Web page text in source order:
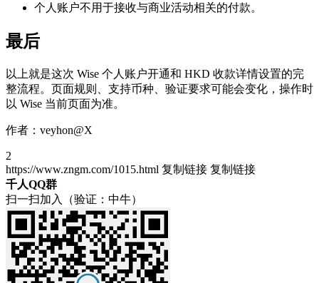
个人账户不用于接收与商业活动相关的付款。
最后
以上就是这次 Wise 个人账户开通和 HKD 收款详情设置的完
整流程。页面规则、支持币种、验证要求可能会变化，操作时
以 Wise 当前页面为准。
作者：veyhon@X
2
https://www.zngm.com/1015.html 复制链接 复制链接
千人QQ群
扫一扫加入（验证：中牛）